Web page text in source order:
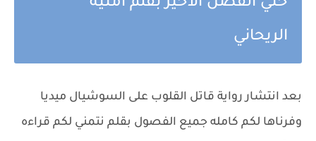
حتي الفصل الاخير بقلم امنية
الريحاني
بعد انتشار رواية قاتل القلوب على السوشيال ميديا
وفرناها لكم كامله جميع الفصول بقلم نتمني لكم قراءه